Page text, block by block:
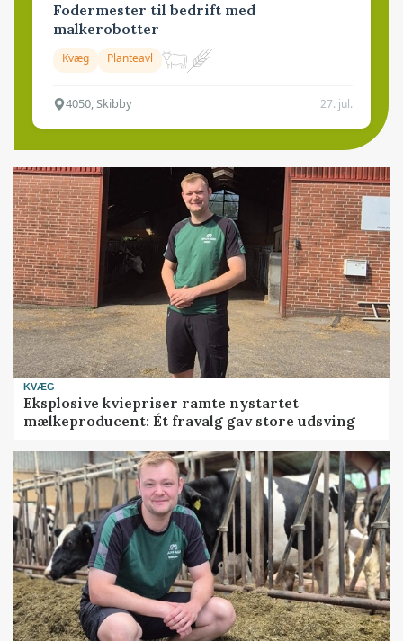
Fodermester til bedrift med
malkerobotter
Kvæg Planteavl
4050, Skibby 27. jul.
KVÆG
Eksplosive kviepriser ramte nystartet
mælkeproducent: Ét fravalg gav store udsving